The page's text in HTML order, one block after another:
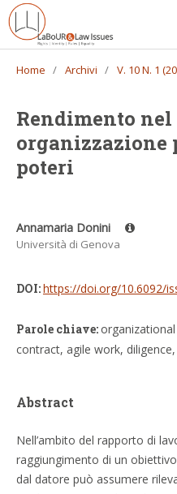
Home / Archivi / V. 10 N. 1
Rendimento
organizzazione
poteri
Annamaria Donini
Università di Genova
DOI:https://doi.org/10.6092/
Parole chiave:
contract, agile work,
Abstract
Nell’ambito del rapporto di
raggiungimento di un
dal datore può assumere